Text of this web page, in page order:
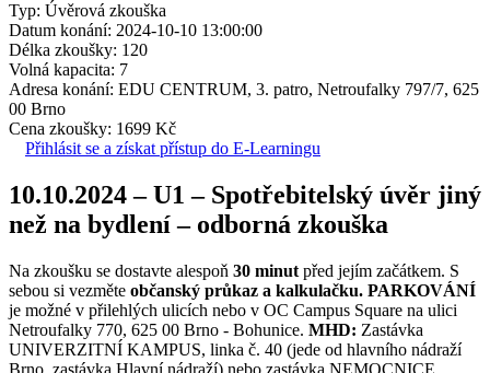
Typ: Úvěrová zkouška
Datum konání: 2024-10-10 13:00:00
Délka zkoušky: 120
Volná kapacita: 7
Adresa konání: EDU CENTRUM, 3. patro, Netroufalky 797/7, 625
00 Brno
Cena zkoušky: 1699 Kč
Přihlásit se a získat přístup do E-Learningu
10.10.2024 – U1 – Spotřebitelský úvěr jiný
než na bydlení – odborná zkouška
Na zkoušku se dostavte alespoň 30 minut před jejím začátkem. S
sebou si vezměte občanský průkaz a kalkulačku. PARKOVÁNÍ
je možné v přilehlých ulicích nebo v OC Campus Square na ulici
Netroufalky 770, 625 00 Brno - Bohunice. MHD: Zastávka
UNIVERZITNÍ KAMPUS, linka č. 40 (jede od hlavního nádraží
Brno, zastávka Hlavní nádraží) nebo zastávka NEMOCNICE